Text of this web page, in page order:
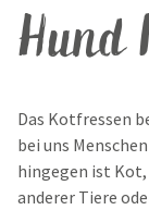
Hund
Das Kotfressen
bei uns
hingegen ist Kot,
anderer Tiere